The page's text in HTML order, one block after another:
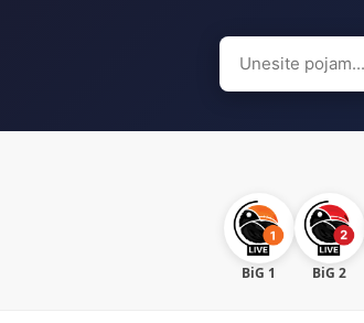
Search
for:
BiG 1 BiG 2